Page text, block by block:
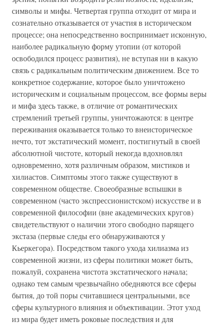
символы и мифы. Четвертая группа отходит от мира и
сознательно отказывается от участия в историческом
процессе; она непосредственно воспринимает исконную,
наиболее радикальную форму утопии (от которой
освободился процесс развития), не вступая ни в какую
связь с радикальным политическим движением. Все то
конкретное содержание, которое было уничтожено
историческим и социальным процессом, все формы веры
и мифа здесь также, в отличие от романтических
стремлений третьей группы, уничтожаются: в центре
переживания оказывается только то внеисторическое
нечто, тот экстатический момент, постигнутый в своей
абсолютной чистоте, который некогда вдохновлял
одновременно, хотя различным образом, мистиков и
хилиастов. Симптомы этого также существуют в
современном обществе. Своеобразные вспышки в
современном (часто экспрессионистском) искусстве и в
современной философии (вне академических кругов)
свидетельствуют о наличии этого свободно парящего
экстаза (первые следы его обнаруживаются у
Кьеркегора). Посредством такого ухода хилиазма из
современной жизни, из сферы политики может быть,
пожалуй, сохранена чистота экстатического начала;
однако тем самым чрезвычайно обедняются все сферы
бытия, до той поры считавшиеся центральными, все
сферы культурного влияния и объективации. Этот уход
из мира будет иметь роковые последствия и для